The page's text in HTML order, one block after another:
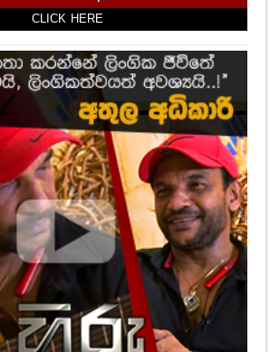
CLICK HERE